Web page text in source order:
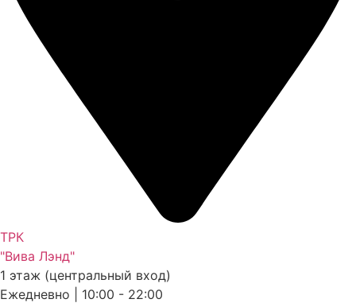
ТРК
"Вива Лэнд"
1 этаж (центральный вход)
Ежедневно | 10:00 - 22:00